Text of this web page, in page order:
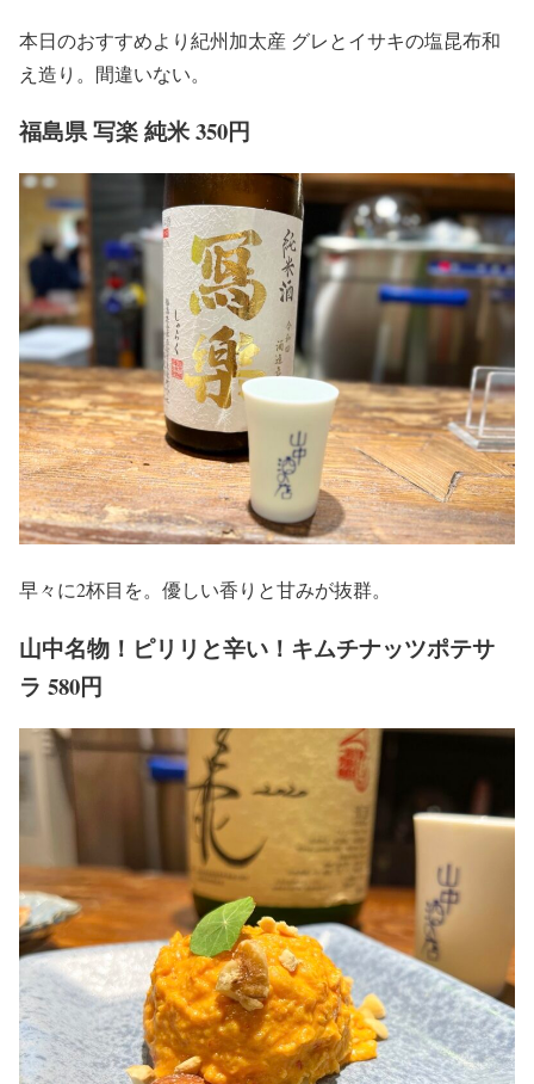
本日のおすすめより紀州加太産 グレとイサキの塩昆布和
え造り。間違いない。
福島県 写楽 純米 350円
早々に2杯目を。優しい香りと甘みが抜群。
山中名物！ピリリと辛い！キムチナッツポテサ
ラ 580円